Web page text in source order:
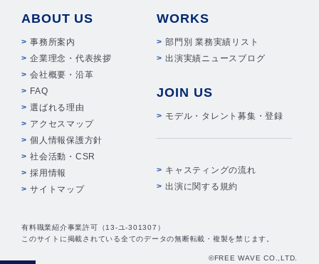
ABOUT US
事務所案内
企業理念・代表挨拶
会社概要・沿革
FAQ
選ばれる理由
アクセスマップ
個人情報保護方針
社会活動・CSR
採用情報
サイトマップ
WORKS
部門別 業務実績リスト
出演実績ニュースブログ
JOIN US
モデル・タレント募集・登録
キャスティングの流れ
出演に関する規約
有料職業紹介事業許可（13-ユ-301307）
このサイトに掲載されている全てのデータの無断転載・複製を禁じます。
©FREE WAVE CO.,LTD.